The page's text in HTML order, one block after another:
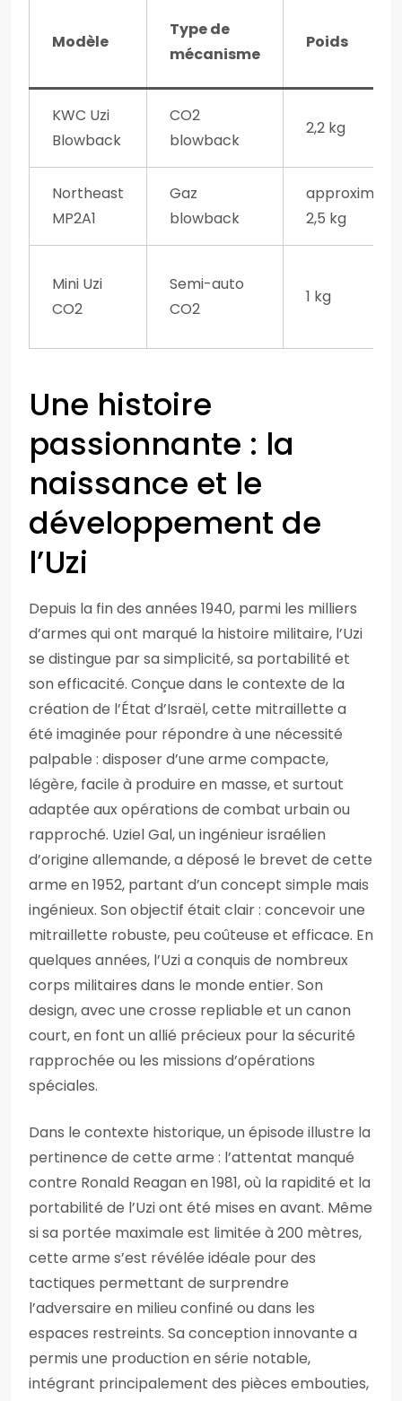
Modèle
Type de
mécanisme
Poids
KWC Uzi
Blowback
CO2
blowback
2,2 kg
Northeast
MP2A1
Gaz
blowback
2,5 kg
Mini Uzi
CO2
Semi-auto
CO2
1 kg
Une histoire
passionnante : la
naissance et le
développement de
l’Uzi
Depuis la fin des années 1940, parmi les milliers
d’armes qui ont marqué la histoire militaire, l’Uzi
se distingue par sa simplicité, sa portabilité et
son efficacité. Conçue dans le contexte de la
création de l’État d’Israël, cette mitraillette a
été imaginée pour répondre à une nécessité
palpable : disposer d’une arme compacte,
légère, facile à produire en masse, et surtout
adaptée aux opérations de combat urbain ou
rapproché. Uziel Gal, un ingénieur israélien
d’origine allemande, a déposé le brevet de cette
arme en 1952, partant d’un concept simple mais
ingénieux. Son objectif était clair : concevoir une
mitraillette robuste, peu coûteuse et efficace. En
quelques années, l’Uzi a conquis de nombreux
corps militaires dans le monde entier. Son
design, avec une crosse repliable et un canon
court, en font un allié précieux pour la sécurité
rapprochée ou les missions d’opérations
spéciales.
Dans le contexte historique, un épisode illustre la
pertinence de cette arme : l’attentat manqué
contre Ronald Reagan en 1981, où la rapidité et la
portabilité de l’Uzi ont été mises en avant. Même
si sa portée maximale est limitée à 200 mètres,
cette arme s’est révélée idéale pour des
tactiques permettant de surprendre
l’adversaire en milieu confiné ou dans les
espaces restreints. Sa conception innovante a
permis une production en série notable,
intégrant principalement des pièces embouties,